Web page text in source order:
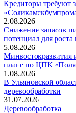
Кредиторы требуют
2.08.2026
Снижение запасов
потенциал для
5.08.2026
Минвостокразвития
плане по ЦПК
1.08.2026
В Ульяновской
деревообработки
31.07.2026
Деревообработка